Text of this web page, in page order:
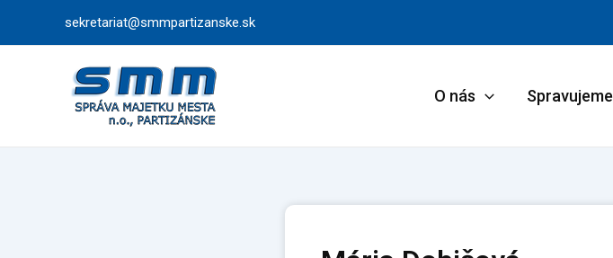
sekretariat@smmpartizanske.sk
O nás Spravujeme